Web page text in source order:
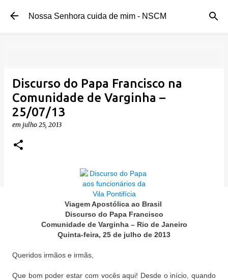
Pular para o conteúdo principal
Nossa Senhora cuida de mim - NSCM
Discurso do Papa Francisco na
Comunidade de Varginha –
25/07/13
em julho 25, 2013
Viagem Apostólica ao Brasil
Discurso do Papa Francisco
Comunidade de Varginha – Rio de Janeiro
Quinta-feira, 25 de julho de 2013
Queridos irmãos e irmãs,
Que bom poder estar com vocês aqui! Desde o início, quando